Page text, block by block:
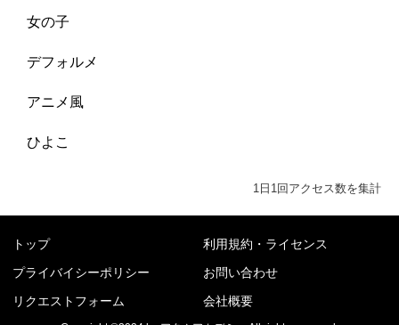
女の子
デフォルメ
アニメ風
ひよこ
1日1回アクセス数を集計
トップ
利用規約・ライセンス
プライバイシーポリシー
お問い合わせ
リクエストフォーム
会社概要